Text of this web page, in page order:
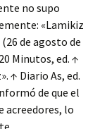
no supo
«Lamikiz
de agosto de
Minutos, ed. ↑
↑ Diario As, ed.
de que el
acreedores, lo